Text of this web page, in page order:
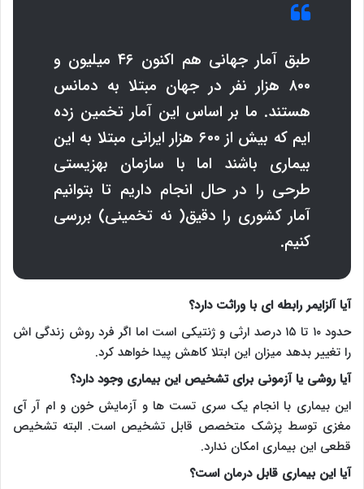
طبق آمار جهانی هم اکنون ۴۶ میلیون و
۸۰۰ هزار نفر در جهان مبتلا به دمانس
هستند. ما بر اساس این آمار تخمین زده
ایم که بیش از ۶۰۰ هزار ایرانی مبتلا به این
بیماری باشند اما با سازمان بهزیستی
طرحی را در حال انجام داریم تا بتوانیم
آمار کشوری را دقیق( نه تخمینی) بررسی
کنیم.
آیا آلزایمر رابطه ای با وراثت دارد؟
حدود ۱۰ تا ۱۵ درصد ارثی و ژنتیکی است اما اگر فرد روش زندگی اش
را تغییر بدهد میزان این ابتلا کاهش پیدا خواهد کرد.
آیا روشی یا آزمونی برای تشخیص این بیماری وجود دارد؟
این بیماری با انجام یک سری تست ها و آزمایش خون و ام آر آی
مغزی توسط پزشک متخصص قابل تشخیص است. البته تشخیص
قطعی این بیماری امکان ندارد.
آیا این بیماری قابل درمان است؟